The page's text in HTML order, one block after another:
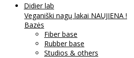
Didier lab
Veganiški nagų lakai NAUJIENA !
Bazės
Fiber base
Rubber base
Studios & others